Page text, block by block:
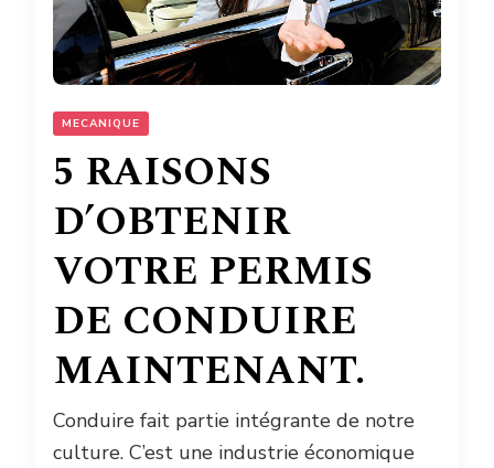
MECANIQUE
5 RAISONS
D’OBTENIR
VOTRE PERMIS
DE CONDUIRE
MAINTENANT.
Conduire fait partie intégrante de notre
culture. C’est une industrie économique